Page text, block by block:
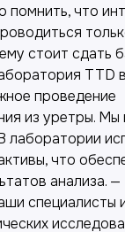
что
стоит сдать
TTD
проведение
из уретры.
лаборатории
что
анализа. —